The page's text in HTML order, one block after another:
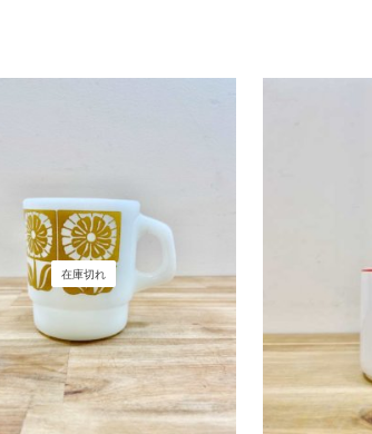
在庫切れ